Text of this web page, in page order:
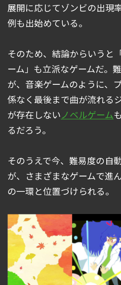
展開に応じてゾンビの出現
例も出始めている。
そのため、結論からいうと
ーム」も立派なゲームだ。
が、音楽ゲームのように、
係なく最後まで曲が流れる
が存在しないノベルゲーム
るだろう。
そのうえで今、難易度の自
が、さまざまなゲームで進
の一環と位置づけられる。